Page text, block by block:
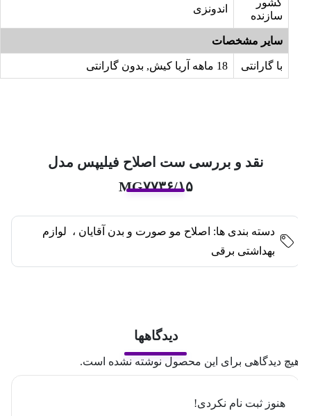
سازنده
اندونزی
سایر مشخصات
با گارانتی
نقد و بررسی ست اصلاح فیلیپس مدل
MG۷۷۳۶/۱۵
دسته بندی ها: اصلاح مو صورت و بدن آقایان ، لوازم
بهداشتی برقی
دیدگاهها
دیدگاهی برای این محصول نوشته نشده است.
هنوز ثبت نام نکردی!